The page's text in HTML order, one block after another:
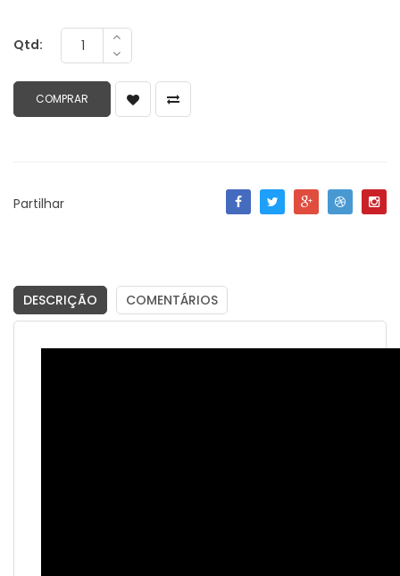
Qtd:
Partilhar
DESCRIÇÃO COMENTÁRIOS